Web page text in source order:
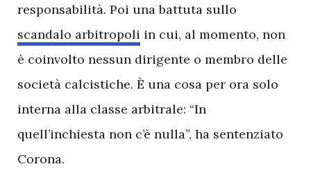
responsabilità. Poi una battuta sullo
scandalo arbitropoli in cui, al momento, non
è coinvolto nessun dirigente o membro delle
società calcistiche. È una cosa per ora solo
interna alla classe arbitrale: “In
quell’inchiesta non c’è nulla”, ha sentenziato
Corona.